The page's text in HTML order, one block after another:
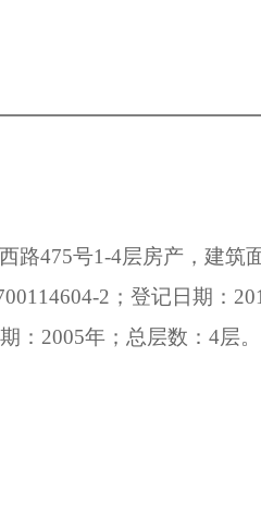
路475号1-4层房产，建筑
2 ；登记日期：
： 2005年；总层数： 4层。